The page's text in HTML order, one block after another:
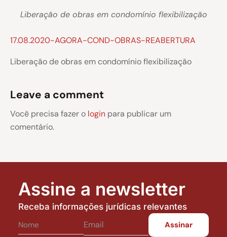
Liberação de obras em condomínio flexibilização
17.08.2020-AGORA-COND-OBRAS-REABERTURA
Liberação de obras em condomínio flexibilização
Leave a comment
Você precisa fazer o login para publicar um
comentário.
Assine a newsletter
Receba informações jurídicas relevantes